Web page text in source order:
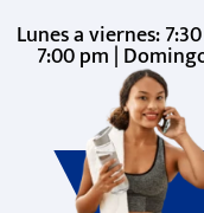
Lunes a viernes:
7:00 pm |